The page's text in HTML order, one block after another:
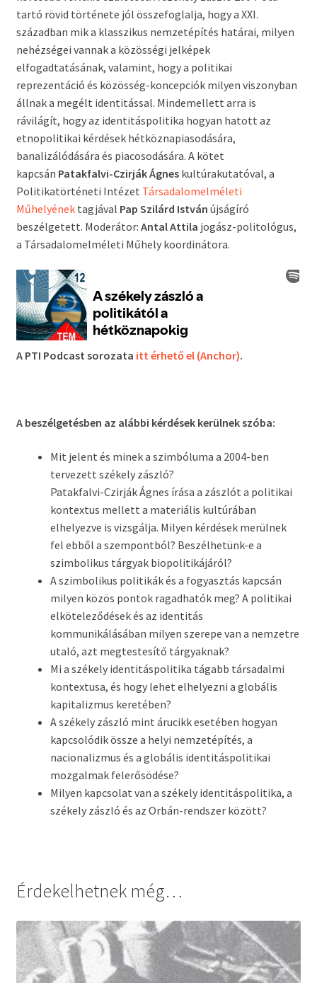
tartó rövid története jól összefoglalja, hogy a XXI.
században mik a klasszikus nemzetépítés határai, milyen
nehézségei vannak a közösségi jelképek
elfogadtatásának, valamint, hogy a politikai
reprezentáció és közösség-koncepciók milyen viszonyban
állnak a megélt identitással. Mindemellett arra is
rávilágít, hogy az identitáspolitika hogyan hatott az
etnopolitikai kérdések hétköznapiasodására,
banalizálódására és piacosodására. A kötet
kapcsán Patakfalvi-Czirják Ágneskultúrakutatóval, a
Politikatörténeti Intézet Társadalomelméleti
Műhelyénektagjával Pap Szilárd István újságíró
beszélgetett. Moderátor: Antal Attila jogász-politológus,
a Társadalomelméleti Műhely koordinátora.
A PTI Podcast sorozata itt érhető el (Anchor).
A beszélgetésben az alábbi kérdések kerülnek szóba:
Mit jelent és minek a szimbóluma a 2004-ben
tervezett székely zászló?
Patakfalvi-Czirják Ágnes írása a zászlót a politikai
kontextus mellett a materiális kultúrában
elhelyezve is vizsgálja. Milyen kérdések merülnek
fel ebből a szempontból? Beszélhetünk-e a
szimbolikus tárgyak biopolitikájáról?
A szimbolikus politikák és a fogyasztás kapcsán
milyen közös pontok ragadhatók meg? A politikai
elköteleződések és az identitás
kommunikálásában milyen szerepe van a nemzetre
utaló, azt megtestesítő tárgyaknak?
Mi a székely identitáspolitika tágabb társadalmi
kontextusa, és hogy lehet elhelyezni a globális
kapitalizmus keretében?
A székely zászló mint árucikk esetében hogyan
kapcsolódik össze a helyi nemzetépítés, a
nacionalizmus és a globális identitáspolitikai
mozgalmak felerősödése?
Milyen kapcsolat van a székely identitáspolitika, a
székely zászló és az Orbán-rendszer között?
Érdekelhetnek még…